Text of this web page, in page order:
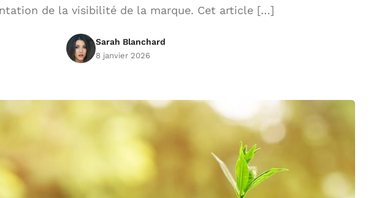
de la visibilité de la marque. Cet article […]
Sarah Blanchard
8 janvier 2026